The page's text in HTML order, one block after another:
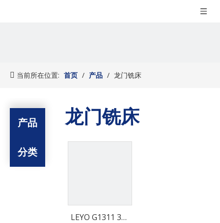
当前所在位置: 首页 / 产品 / 龙门铣床
产品
分类
龙门铣床
LEYO G1311 3轴